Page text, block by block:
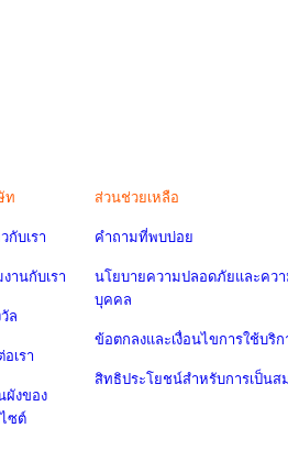
ท
กับเรา
านกับเรา
ล
อเรา
ผังของ
ไซต์
ส่วนช่วยเหลือ
คำถามที่พบบ่อย
นโยบายความปลอดภัยและคว
บุคคล
ข้อตกลงและเงื่อนไขการใช้บริก
สิทธิประโยชน์สำหรับการเป็นส